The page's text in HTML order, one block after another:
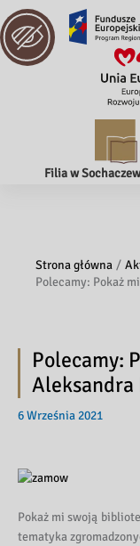
Filia w
Strona główna
Polecamy: Pokaż
Polecamy:
Aleksandra
6 Września 2021
Pokaż mi swoją
tematyka